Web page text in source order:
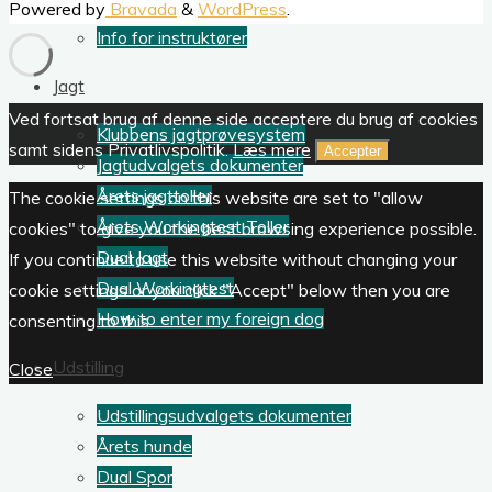
Info for instruktører
Jagt
Klubbens jagtprøvesystem
Jagtudvalgets dokumenter
Årets jagttoller
Årets Workingtest Toller
Dual Jagt
Dual Workingtest
How to enter my foreign dog
Udstilling
Udstillingsudvalgets dokumenter
Årets hunde
Dual Spor
Powered by Bravada & WordPress.
Ved fortsat brug af denne side acceptere du brug af cookies
samt sidens Privatlivspolitik.Læs mere Accepter
The cookie settings on this website are set to "allow
cookies" to give you the best browsing experience possible.
If you continue to use this website without changing your
cookie settings or you click "Accept" below then you are
consenting to this.
Close